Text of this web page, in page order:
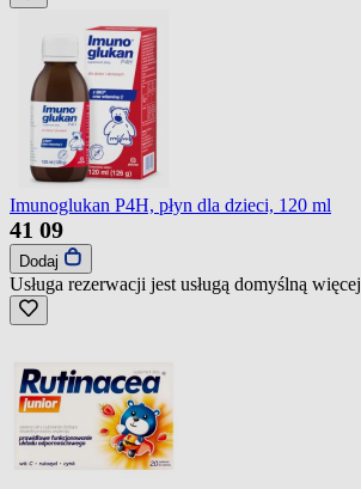
Imunoglukan P4H, płyn dla dzieci, 120 ml
41 09
Dodaj
Usługa rezerwacji jest usługą domyślną więcej